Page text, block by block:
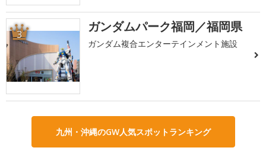
3 ガンダムパーク福岡／福岡県
ガンダム複合エンターテインメント施設
九州・沖縄のGW人気スポットランキング